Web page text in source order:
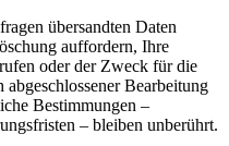
übersandten Daten
auffordern, Ihre
oder der Zweck für die
Bearbeitung
Bestimmungen –
– bleiben unberührt.